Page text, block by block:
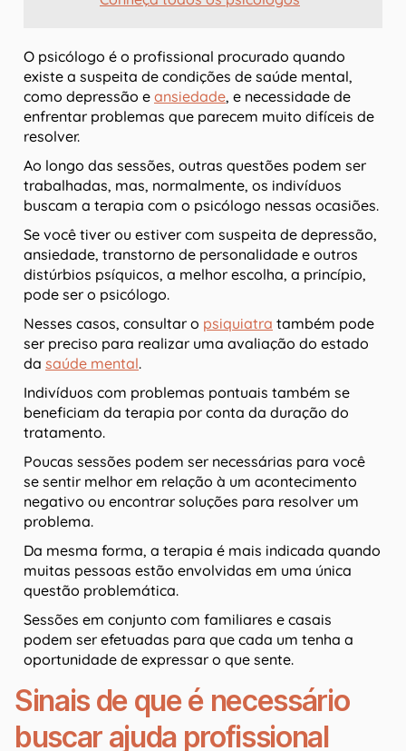
O psicólogo é o profissional procurado quando
existe a suspeita de condições de saúde mental,
como depressão e ansiedade, e necessidade de
enfrentar problemas que parecem muito difíceis de
resolver.
Ao longo das sessões, outras questões podem ser
trabalhadas, mas, normalmente, os indivíduos
buscam a terapia com o psicólogo nessas ocasiões.
Se você tiver ou estiver com suspeita de depressão,
ansiedade, transtorno de personalidade e outros
distúrbios psíquicos, a melhor escolha, a princípio,
pode ser o psicólogo.
Nesses casos, consultar o psiquiatra também pode
ser preciso para realizar uma avaliação do estado
da saúde mental.
Indivíduos com problemas pontuais também se
beneficiam da terapia por conta da duração do
tratamento.
Poucas sessões podem ser necessárias para você
se sentir melhor em relação à um acontecimento
negativo ou encontrar soluções para resolver um
problema.
Da mesma forma, a terapia é mais indicada quando
muitas pessoas estão envolvidas em uma única
questão problemática.
Sessões em conjunto com familiares e casais
podem ser efetuadas para que cada um tenha a
oportunidade de expressar o que sente.
Sinais de que é necessário
buscar ajuda profissional